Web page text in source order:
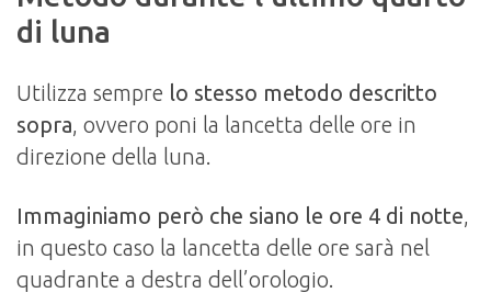
di luna
Utilizza sempre lo stesso metodo descritto
sopra, ovvero poni la lancetta delle ore in
direzione della luna.
Immaginiamo però che siano le ore 4 di notte,
in questo caso la lancetta delle ore sarà nel
quadrante a destra dell’orologio.